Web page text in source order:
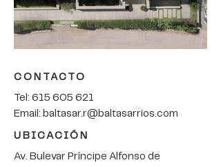
CONTACTO
Tel: 615 605 621
Email: baltasar.r@baltasarrios.com
UBICACIÓN
Av. Bulevar Príncipe Alfonso de